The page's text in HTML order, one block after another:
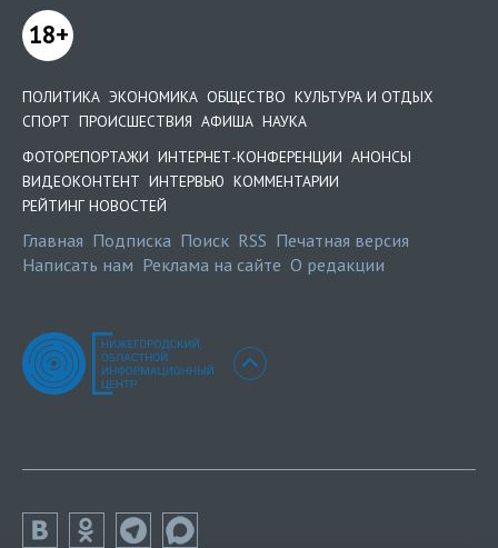
18+
ПОЛИТИКА ЭКОНОМИКА ОБЩЕСТВО КУЛЬТУРА И ОТДЫХ
СПОРТ ПРОИСШЕСТВИЯ АФИША НАУКА
ФОТОРЕПОРТАЖИ ИНТЕРНЕТ-КОНФЕРЕНЦИИ АНОНСЫ
ВИДЕОКОНТЕНТ ИНТЕРВЬЮ КОММЕНТАРИИ
РЕЙТИНГ НОВОСТЕЙ
Главная Подписка Поиск RSS Печатная версия
Написать нам Реклама на сайте О редакции